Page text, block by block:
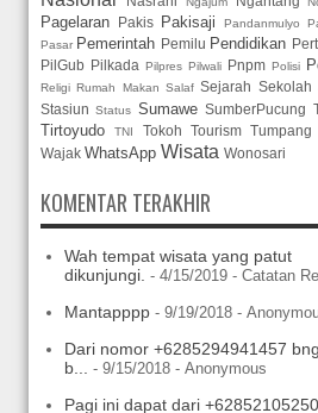
Pagelaran Pakis Pakisaji Pandanmulyo
Pasar Pemerintah Pemilu Pendidikan
PilGub Pilkada Pilpres Pilwali Pnpm Polisi
Religi Rumah Makan Salaf Sejarah Sekolah
Stasiun Status Sumawe SumberPucung
Tirtoyudo
TNI Tokoh Tourism Tumpang
Wajak WhatsApp Wisata Wonosari
KOMENTAR TERAKHIR
Wah tempat wisata yang patut
dikunjungi. - 4/15/2019 - Catatan
Mantapppp - 9/19/2018 -
Dari nomor +6285294941457
b...
- 9/15/2018 - Anonymous
Pagi ini dapat dari